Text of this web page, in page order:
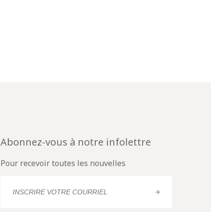
Abonnez-vous à notre infolettre
Pour recevoir toutes les nouvelles